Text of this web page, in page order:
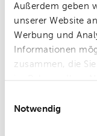
Außerdem geben
unserer Website
Werbung und
Informationen
zusammen, die
Notwendig